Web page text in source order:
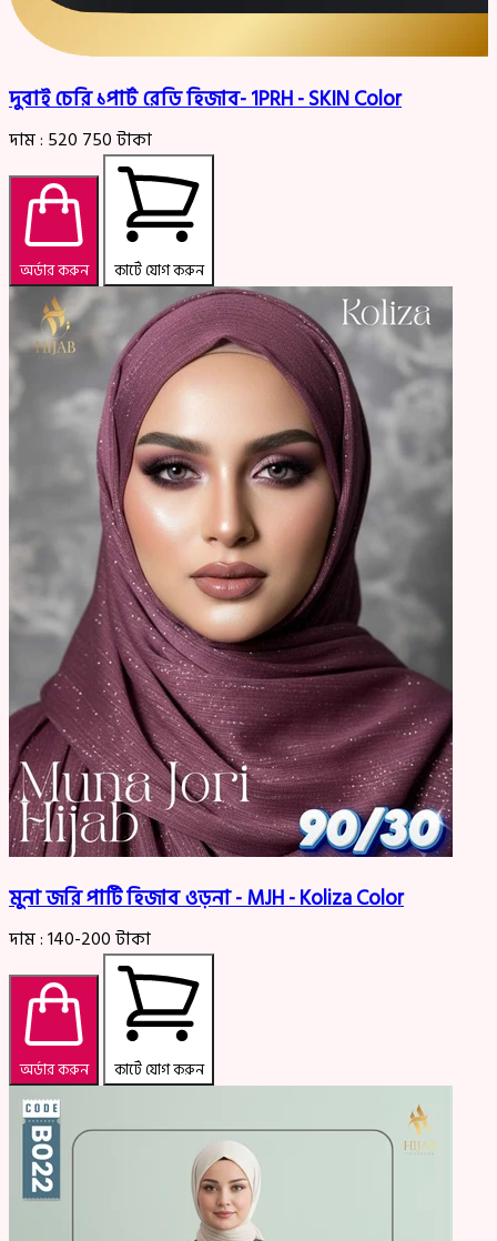
দুবাই চেরি ১পার্ট রেডি হিজাব- 1PRH - SKIN Color
দাম : 520 750টাকা
অর্ডার করুন কার্টে যোগ করুন
মুনা জরি পার্টি হিজাব ওড়না - MJH - Koliza Color
দাম :140-200টাকা
অর্ডার করুন কার্টে যোগ করুন